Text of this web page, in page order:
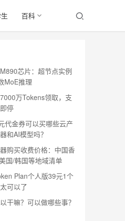
百科
芯片：超节点实例
MoE推理
万Tokens领取，支
停
代金券可以买哪些云产
和AI模型吗？
购买收费价格：中国香
国/韩国等地域清单
Plan个人版39元1个
可以了
干嘛？可以做哪些事？